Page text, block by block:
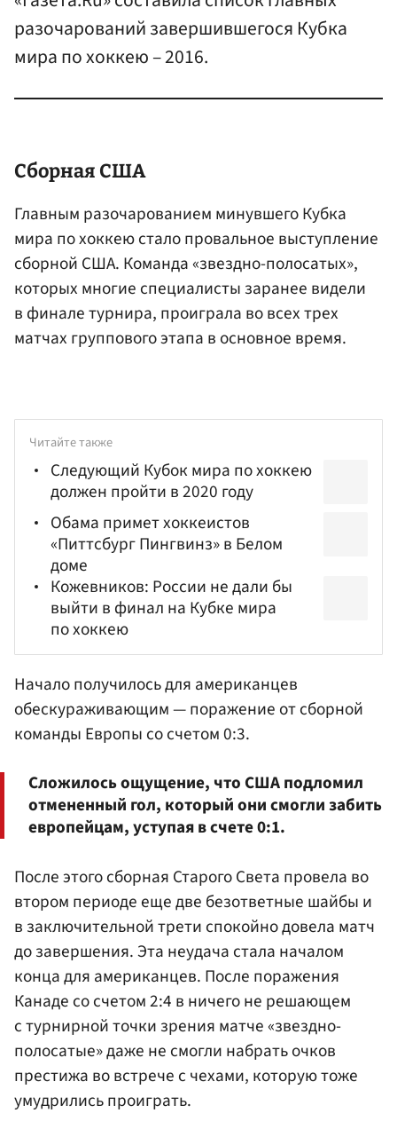
разочарований завершившегося Кубка
мира по хоккею – 2016.
Сборная США
Главным разочарованием минувшего Кубка
мира по хоккею стало провальное выступление
сборной США. Команда «звездно-полосатых»,
которых многие специалисты заранее видели
в финале турнира, проиграла во всех трех
матчах группового этапа в основное время.
Читайте также
Следующий Кубок мира по хоккею
должен пройти в 2020 году
Обама примет хоккеистов
«Питтсбург Пингвинз» в Белом
доме
Кожевников: России не дали бы
выйти в финал на Кубке мира
по хоккею
Начало получилось для американцев
обескураживающим — поражение от сборной
команды Европы со счетом 0:3.
Сложилось ощущение, что США подломил
отмененный гол, который они смогли забить
европейцам, уступая в счете 0:1.
После этого сборная Старого Света провела во
втором периоде еще две безответные шайбы и
в заключительной трети спокойно довела матч
до завершения. Эта неудача стала началом
конца для американцев. После поражения
Канаде со счетом 2:4 в ничего не решающем
с турнирной точки зрения матче «звездно-
полосатые» даже не смогли набрать очков
престижа во встрече с чехами, которую тоже
умудрились проиграть.